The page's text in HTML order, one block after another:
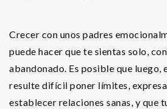
Crecer con unos padres
puede hacer que te sientas solo,
abandonado. Es posible que luego,
resulte difícil poner límites,
establecer relaciones sanas, y que